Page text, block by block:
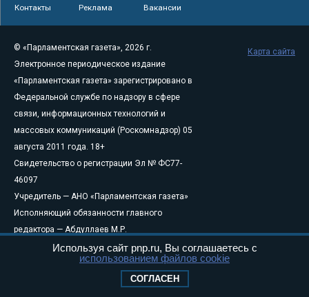
Контакты Реклама Вакансии
© «Парламентская газета», 2026 г.
Электронное периодическое издание
«Парламентская газета» зарегистрировано в
Федеральной службе по надзору в сфере
связи, информационных технологий и
массовых коммуникаций (Роскомнадзор) 05
августа 2011 года. 18+
Свидетельство о регистрации Эл № ФС77-
46097
Учредитель — АНО «Парламентская газета»
Исполняющий обязанности главного
редактора — Абдуллаев М.Р.
Тел.: +7 (495) 637–69–79 E-mail:pg@pnp.ru
Федерального Собрания РФ. Издается с 1997 года. Учредители
Карта сайта
Используя сайт pnp.ru, Вы соглашаетесь с
использованием файлов cookie
СОГЛАСЕН